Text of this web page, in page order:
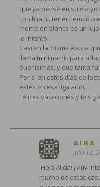
que ya pensé en su día
con hija..)…tener tiempo
mente en blanco es un
lo intento.
Casi en la misma época
llama minimamis para
buenísimas, y que tanta
Por si en estos días de
estés en esa liga aún).
Felices vacaciones y te
ALBA
julio 12,
¡Hola Alicia! ¡Muy
mucho de estas